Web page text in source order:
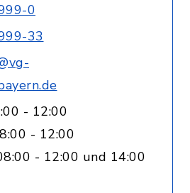
0
33
- 12:00
- 12:00
- 12:00 und 14:00